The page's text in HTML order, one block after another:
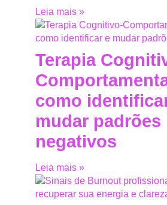
Leia mais »
Terapia
como
mudar padrões
negativos
Leia mais »